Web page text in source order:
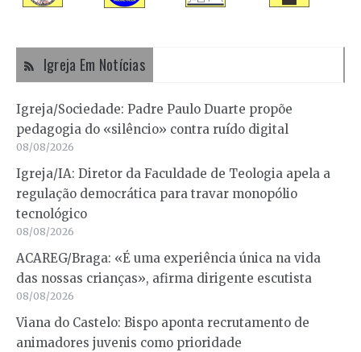
Igreja Em Notícias
Igreja/Sociedade: Padre Paulo Duarte propõe
pedagogia do «silêncio» contra ruído digital
08/08/2026
Igreja/IA: Diretor da Faculdade de Teologia apela a
regulação democrática para travar monopólio
tecnológico
08/08/2026
ACAREG/Braga: «É uma experiência única na vida
das nossas crianças», afirma dirigente escutista
08/08/2026
Viana do Castelo: Bispo aponta recrutamento de
animadores juvenis como prioridade